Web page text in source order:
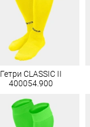
Гетри CLASSIC II
400054.900